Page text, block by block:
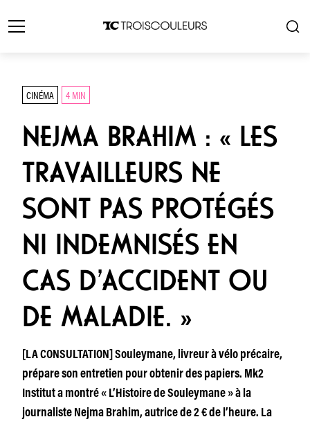
CINÉMA 4 MIN
NEJMA BRAHIM : « LES
TRAVAILLEURS NE
SONT PAS PROTÉGÉS
NI INDEMNISÉS EN
CAS D’ACCIDENT OU
DE MALADIE. »
[LA CONSULTATION] Souleymane, livreur à vélo précaire,
prépare son entretien pour obtenir des papiers. Mk2
Institut a montré « L’Histoire de Souleymane » à la
journaliste Nejma Brahim, autrice de 2 € de l’heure. La